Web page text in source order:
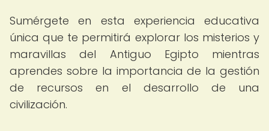
Sumérgete en esta experiencia educativa
única que te permitirá explorar los misterios y
maravillas del Antiguo Egipto mientras
aprendes sobre la importancia de la gestión
de recursos en el desarrollo de una
civilización.